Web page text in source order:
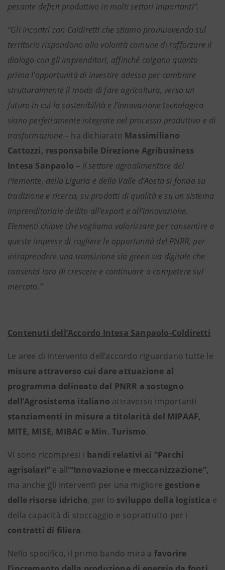
pesante deficit produttivo in molti settori importanti”.
“Gli incontri con Coldiretti che stiamo promuovendo sul
territorio rispondono alla volontà comune di rafforzare il
dialogo con gli imprenditori, affinché colgano quanto
prima l’opportunità di investire adesso per cambiare
strutturalmente il modo di fare agricoltura, verso un
futuro in cui la sostenibilità e l’innovazione tecnologica
siano perfettamente integrate nel processo produttivo e di
trasformazione – ha dichiarato Massimiliano
Cattozzi, responsabile Direzione Agribusiness
Intesa Sanpaolo – Il settore agroalimentare del
Piemonte, della Liguria e della Valle d’Aosta si fonda su
tradizione e ricerca, su prodotti di qualità e su un sistema
imprenditoriale dedito all’export e all’innovazione.
Elementi chiave che vogliamo valorizzare per consentire a
queste imprese di cogliere le opportunità del PNRR, per
intraprendere una transizione sia green sia digitale che
consenta loro di crescere e continuare a competere sul
mercato.”
Contenuti dell’Accordo Intesa Sanpaolo-Coldiretti
Le aree di intervento dell’accordo riguardano tutte le
misure attraverso cui dare attuazione al
programma delineato dal PNRR a sostegno
dell’Agrosistema italiano attraverso importanti
stanziamenti in misure a titolarità del MIPAAF,
MITE, MISE, MIBAC e Min. Turismo.
Vi sono ricompresi i bandi relativi ai “Parchi
agrisolari” e all’“Innovazione e meccanizzazione”,
ma anche gli interventi per una migliore gestione
delle risorse idriche, per lo sviluppo della logistica e
della capacità di stoccaggio e soprattutto per i
contratti di filiera.
Nello specifico, il primo bando mira a favorire